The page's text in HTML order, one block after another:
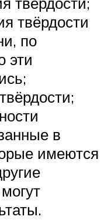
твёрдости
по
эти
в
имеются